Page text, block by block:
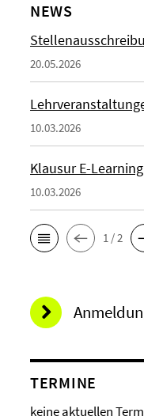
NEWS
20.05.2026
10.03.2026
Klausur E-
10.03.2026
1 / 2
TERMINE
keine aktuellen